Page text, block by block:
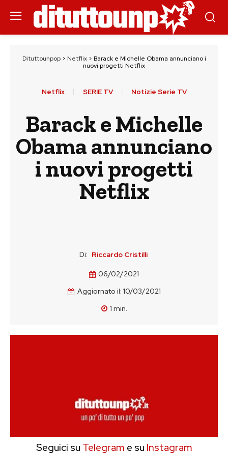
Dituttounpop> Netflix> Barack e Michelle Obama annunciano i
nuovi progetti Netflix
Netflix SERIE TV Notizie Serie TV
Barack e Michelle
Obama annunciano
i nuovi progetti
Netflix
Di: Riccardo Cristilli
06/02/2021
Aggiornato il: 10/03/2021
1 min.
Seguici su Telegram e su Instagram